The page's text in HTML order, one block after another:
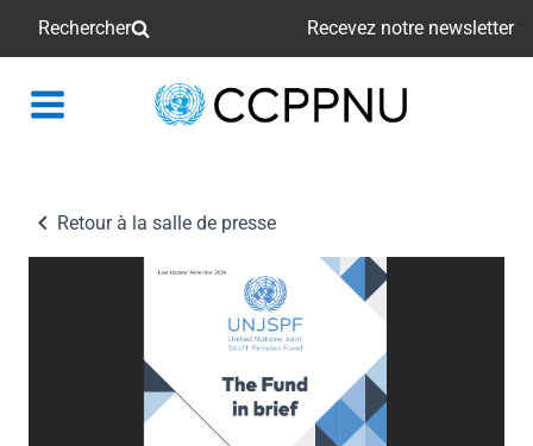
Rechercher Recevez notre newsletter
retour
Retour à la salle de presse